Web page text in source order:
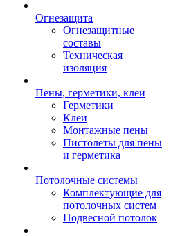
Огнезащита
Огнезащитные
составы
Техническая
изоляция
Пены, герметики, клеи
Герметики
Клеи
Монтажные пены
Пистолеты для пены
и герметика
Потолочные системы
Комплектующие для
потолочных систем
Подвесной потолок